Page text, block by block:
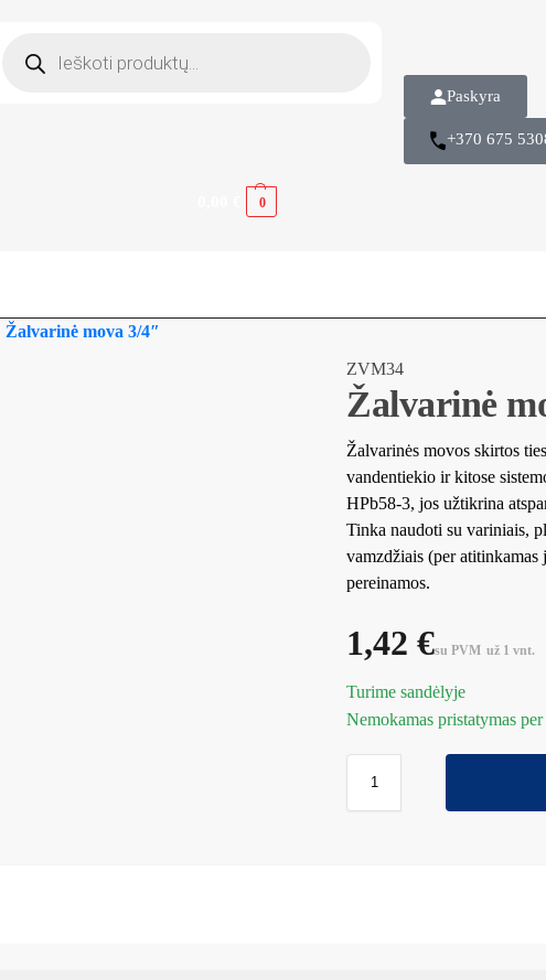
Paskyra
+370 675
0
Žalvarinė mova 3/4″
ZVM34
Žalvarinė
Žalvarinės movos skirtos
vandentiekio ir kitose
HPb58-3, jos užtikrina
Tinka naudoti su variniais,
vamzdžiais (per
pereinamos.
1,42€su PVM už 1 vnt.
Turime sandėlyje
Nemokamas pristatymas